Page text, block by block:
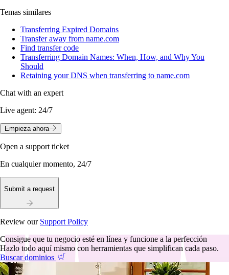
Temas similares
Transferring Expired Domains
Transfer away from name.com
Find transfer code
Transferring Domain Names: When, How, and Why You
Should
Retaining your DNS when transferring to name.com
Chat with an expert
Live agent: 24/7
Empieza ahora
Open a support ticket
En cualquier momento, 24/7
Submit a request
Review our Support Policy
Consigue que tu negocio esté en línea y funcione a la perfección
Hazlo todo aquí mismo con herramientas que simplifican cada paso.
Buscar dominios